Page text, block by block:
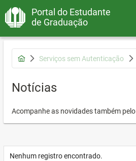
Portal do Estudante
de Graduação
Serviços sem Autenticação
Notícias
Acompanhe as novidades também pelo
Nenhum registro encontrado.